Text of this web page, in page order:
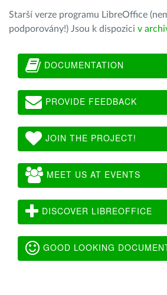
Starší verze programu LibreOffice
podporovány!) Jsou k dispozici v
DOCUMENTATION
PROVIDE FEEDBACK
JOIN THE PROJECT!
MEET US AT EVENTS
DISCOVER LIBREOFFICE
GOOD LOOKING